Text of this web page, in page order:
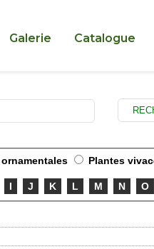
Galerie Catalogue
Plantes
I J K L M N O